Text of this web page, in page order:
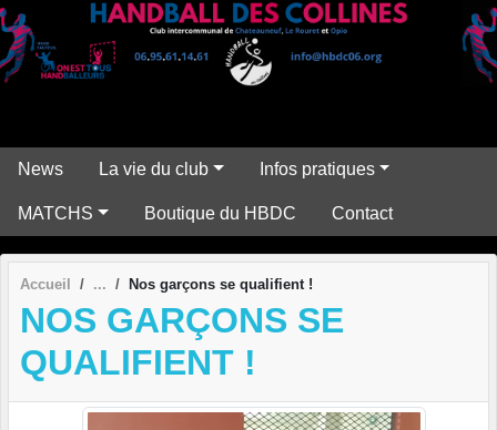
News La vie du club Infos pratiques
MATCHS Boutique du HBDC Contact
Accueil Nos garçons se qualifient !
NOS GARÇONS SE
QUALIFIENT !
Panneau de gestion des cookies